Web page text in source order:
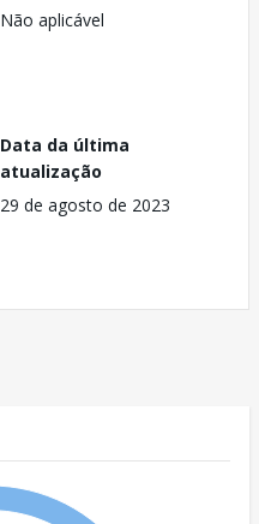
Não aplicável
Data da última
atualização
29 de agosto de 2023